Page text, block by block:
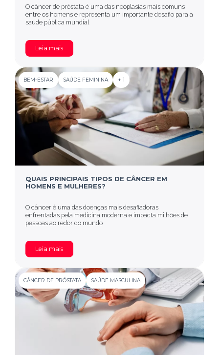
O câncer de próstata é uma das neoplasias mais comuns
entre os homens e representa um importante desafio para a
saúde pública mundial
Leia mais
BEM-ESTAR SAÚDE FEMININA + 1
QUAIS PRINCIPAIS TIPOS DE CÂNCER EM
HOMENS E MULHERES?
O câncer é uma das doenças mais desafiadoras
enfrentadas pela medicina moderna e impacta milhões de
pessoas ao redor do mundo
Leia mais
CÂNCER DE PRÓSTATA SAÚDE MASCULINA